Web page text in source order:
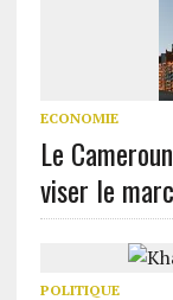
ECONOMIE
Le
viser le
POLITIQUE